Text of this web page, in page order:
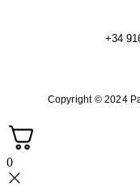
+34
Copyright © 2024
0